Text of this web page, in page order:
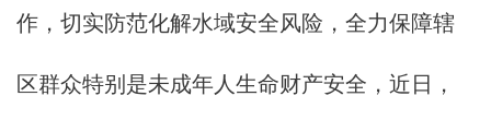
作，切实防范化解水域安全风险，全力保障辖
区群众特别是未成年人生命财产安全，近日，